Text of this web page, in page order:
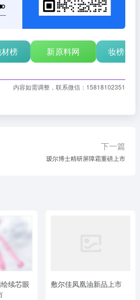
榜 新原料网 妆榜行
内容如需调整，联系微信：15818102351
下一篇
瑷尔博士精研屏障霜重磅上市
续芯眼
敷尔佳凤凰油新品上市